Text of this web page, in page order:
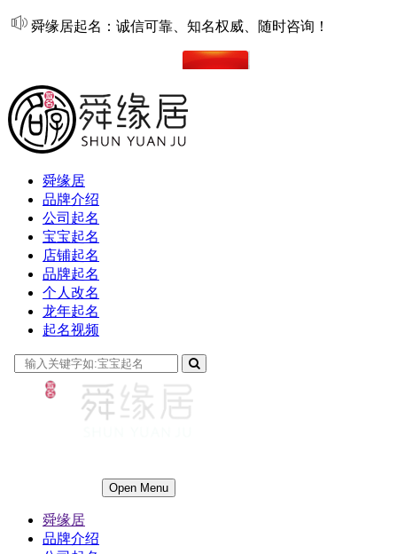
舜缘居起名：诚信可靠、知名权威、随时咨询！
舜缘居
品牌介绍
公司起名
宝宝起名
店铺起名
品牌起名
个人改名
龙年起名
起名视频
Open Menu
舜缘居
品牌介绍